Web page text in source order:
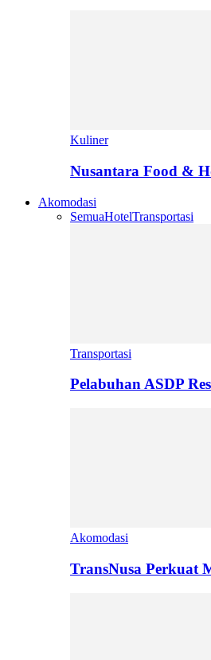
Kuliner
Nusantara Food &
Akomodasi
SemuaHotelTransportasi
Transportasi
Pelabuhan ASDP
Akomodasi
TransNusa Perkuat